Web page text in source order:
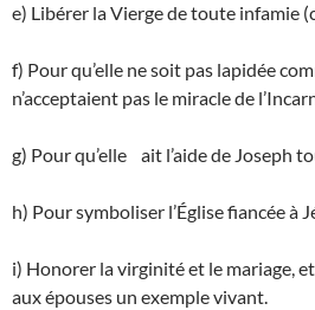
e) Libérer la Vierge de toute infamie
f) Pour qu’elle ne soit pas lapidée
n’acceptaient pas le miracle de
g) Pour qu’elle ait l’aide de Joseph
h) Pour symboliser l’Église fiancée à
i) Honorer la virginité et le mariage,
aux épouses un exemple vivant.